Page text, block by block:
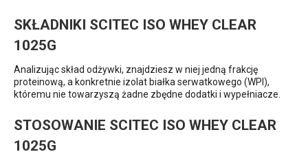
SKŁADNIKI SCITEC ISO WHEY CLEAR
1025G
Analizując skład odżywki, znajdziesz w niej jedną frakcję
proteinową, a konkretnie izolat białka serwatkowego (WPI),
któremu nie towarzyszą żadne zbędne dodatki i wypełniacze.
STOSOWANIE SCITEC ISO WHEY CLEAR
1025G